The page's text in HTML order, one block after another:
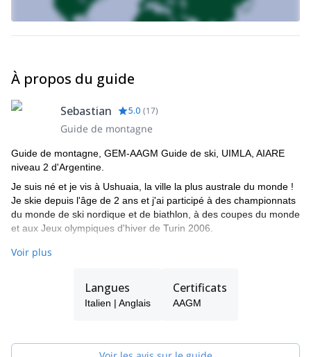
À propos du guide
Sebastian 5.0 (17)
Guide de montagne
Guide de montagne, GEM-AAGM Guide de ski, UIMLA, AIARE
niveau 2 d'Argentine.
Je suis né et je vis à Ushuaia, la ville la plus australe du monde !
Je skie depuis l'âge de 2 ans et j'ai participé à des championnats
du monde de ski nordique et de biathlon, à des coupes du monde
et aux Jeux olympiques d'hiver de Turin 2006.
En 2007, je me suis retiré des compétitions professionnelles pour
me concentrer sur ma carrière de guide. Je me suis formé aux
techniques de guidage et je suis devenu guide de montagne en
2011 à l'Association argentine des guides de montagne (AAGM).
J'ai fait un grand nombre d'escalades techniques dans la chaîne
Voir plus
Langues
Italien | Anglais
Certificats
AAGM